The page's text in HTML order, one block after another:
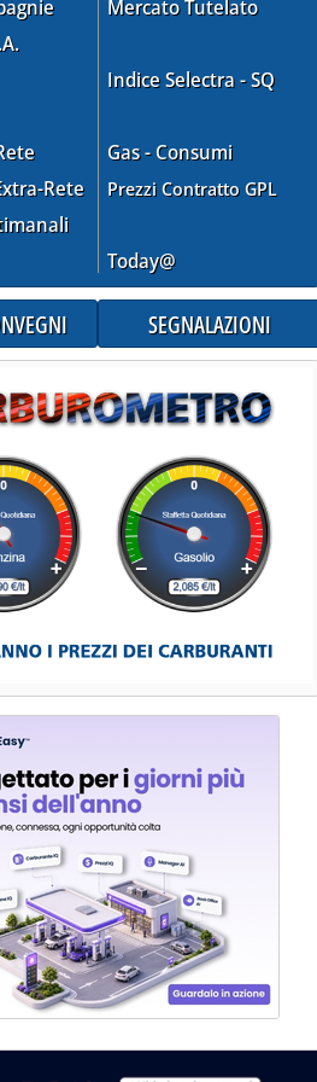
Rete
Mercato Tutelato
Indice Selectra - SQ
Gas - Consumi
Prezzi Contratto GPL
Today@
SEGNALAZIONI